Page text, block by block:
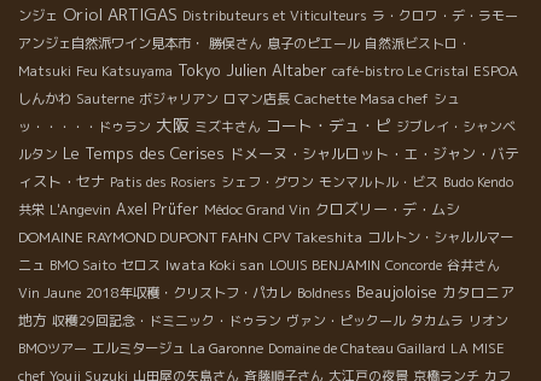
ンジェ Oriol ARTIGAS Distributeurs et Viticulteurs ラ・クロワ・デ・ラモー
アンジェ自然派ワイン見本市・ 勝俣さん 息子のピエール 自然派ビストロ・
Matsuki Feu Katsuyama Tokyo Julien Altaber café-bistro Le Cristal ESPOA
しんかわ Sauterne ボジャリアン ロマン店長 Cachette Masa chef シュ
ッ・・・・・ドゥラン 大阪 ミズキさん コート・デュ・ピ ジブレイ・シャンベ
ルタン Le Temps des Cerises ドメーヌ・シャルロット・エ・ジャン・バテ
ィスト・セナ Patis des Rosiers シェフ・グワン モンマルトル・ビス Budo Kendo
共栄 L'Angevin Axel Prüfer Médoc Grand Vin クロズリー・デ・ムシ
DOMAINE RAYMOND DUPONT FAHN CPV Takeshita コルトン・シャルルマー
ニュ BMO Saito セロス Iwata Koki san LOUIS BENJAMIN Concorde 谷井さん
Vin Jaune 2018年収穫・クリストフ・パカレ Boldness Beaujoloise カタロニア
地方 収穫29回記念・ドミニック・ドゥラン ヴァン・ピックール タカムラ リオン
BMOツアー エルミタージュ La Garonne Domaine de Chateau Gaillard LA MISE
chef Youji Suzuki 山田屋の矢島さん 斉藤順子さん 大江戸の夜景 京橋ランチ カフ